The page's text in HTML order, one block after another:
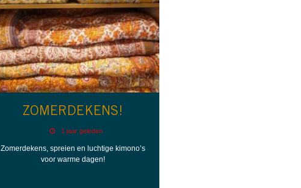
ZOMERDEKENS!
1 jaar geleden
Zomerdekens, spreien en luchtige kimono’s
voor warme dagen!